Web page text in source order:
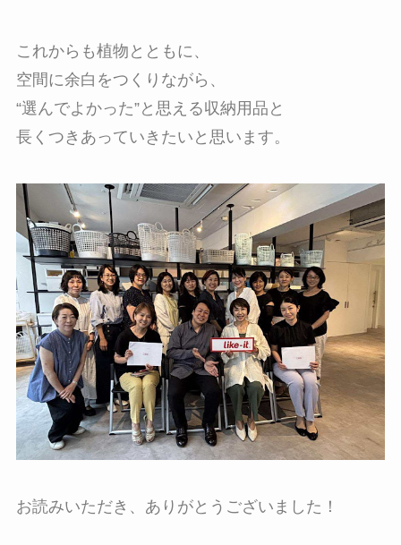
これからも植物とともに、
空間に余白をつくりながら、
“選んでよかった”と思える収納用品と
長くつきあっていきたいと思います。
お読みいただき、ありがとうございました！